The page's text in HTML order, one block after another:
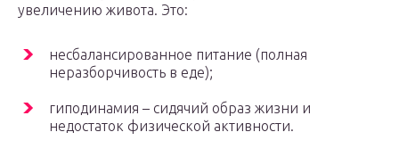
увеличению живота. Это:
несбалансированное питание (полная
неразборчивость в еде);
гиподинамия – сидячий образ жизни и
недостаток физической активности.